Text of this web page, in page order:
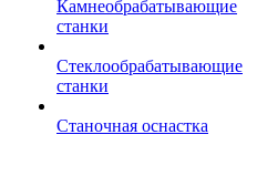
Камнеобрабатывающие
станки
Стеклообрабатывающие
станки
Станочная оснастка